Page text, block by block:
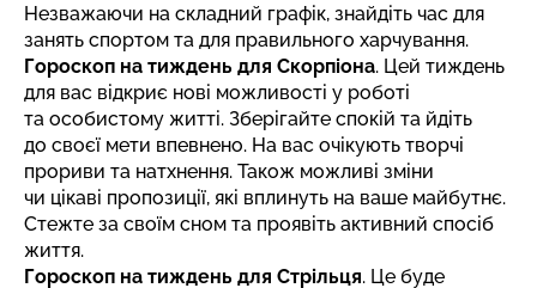
Незважаючи на складний графік, знайдіть час для
занять спортом та для правильного харчування.
Гороскоп на тиждень для Скорпіона. Цей тиждень
для вас відкриє нові можливості у роботі
та особистому житті. Зберігайте спокій та йдіть
до своєї мети впевнено. На вас очікують творчі
прориви та натхнення. Також можливі зміни
чи цікаві пропозиції, які вплинуть на ваше майбутнє.
Стежте за своїм сном та проявіть активний спосіб
життя.
Гороскоп на тиждень для Стрільця. Це буде